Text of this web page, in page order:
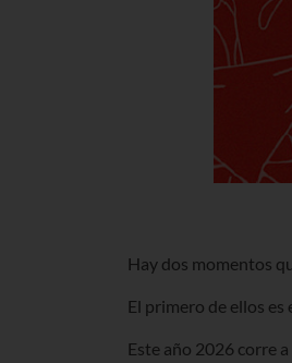
Hay dos momentos
El primero de ellos es
Este año 2026 corre